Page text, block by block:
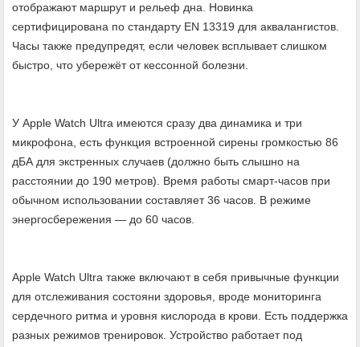
отображают маршрут и рельеф дна. Новинка
сертифицирована по стандарту EN 13319 для аквалангистов.
Часы также предупредят, если человек всплывает слишком
быстро, что убережёт от кессонной болезни.
У Apple Watch Ultra имеются сразу два динамика и три
микрофона, есть функция встроенной сирены громкостью 86
дБА для экстренных случаев (должно быть слышно на
расстоянии до 190 метров). Время работы смарт-часов при
обычном использовании составляет 36 часов. В режиме
энергосбережения — до 60 часов.
Apple Watch Ultra также включают в себя привычные функции
для отслеживания состояни здоровья, вроде мониторинга
сердечного ритма и уровня кислорода в крови. Есть поддержка
разных режимов тренировок. Устройство работает под